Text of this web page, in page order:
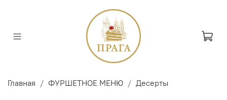
Главная ФУРШЕТНОЕ МЕНЮ Десерты